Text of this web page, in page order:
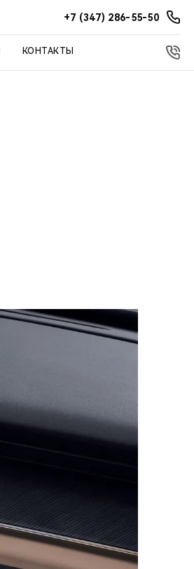
+7 (347) 286-55-50
КОНТАКТЫ